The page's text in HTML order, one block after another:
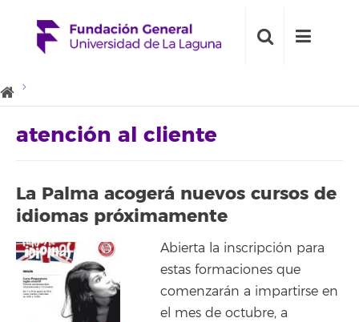
atención al cliente
La Palma acogerá nuevos cursos de
idiomas próximamente
Abierta la inscripción para
estas formaciones que
comenzarán a impartirse en
el mes de octubre, a